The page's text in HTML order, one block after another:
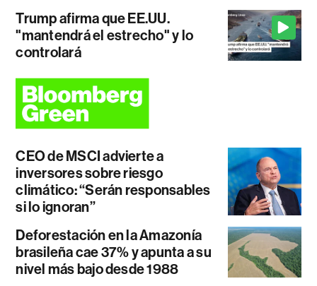
Trump afirma que EE.UU.
"mantendrá el estrecho" y lo
controlará
CEO de MSCI advierte a
inversores sobre riesgo
climático: “Serán responsables
si lo ignoran”
Deforestación en la Amazonía
brasileña cae 37% y apunta a su
nivel más bajo desde 1988